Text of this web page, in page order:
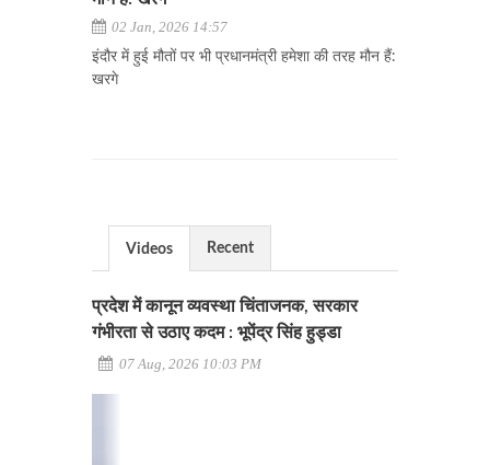
02 Jan, 2026 14:57
इंदौर में हुई मौतों पर भी प्रधानमंत्री हमेशा की तरह मौन हैं:
खरगे
Videos Recent
प्रदेश में कानून व्यवस्था चिंताजनक, सरकार
गंभीरता से उठाए कदम : भूपेंद्र सिंह हुड्डा
07 Aug, 2026 10:03 PM